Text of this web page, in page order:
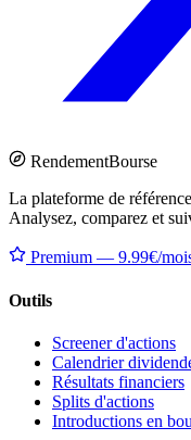
RendementBourse
La plateforme de
Analysez, comparez et
Premium — 9.99€/
Outils
Screener d'actions
Calendrier
Résultats financiers
Splits d'actions
Introductions en